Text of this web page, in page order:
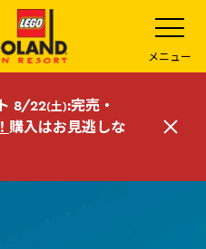
メ
ニ
ュ
ー
を
開
メニュー
8/22(土):完売・
購入はお見逃しな
閉